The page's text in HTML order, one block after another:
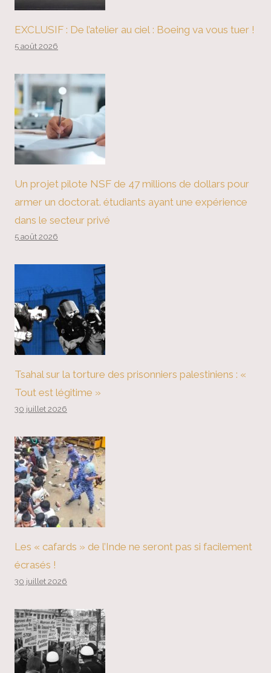
EXCLUSIF : De l’atelier au ciel : Boeing va vous tuer !
5 août 2026
Un projet pilote NSF de 47 millions de dollars pour
armer un doctorat. étudiants ayant une expérience
dans le secteur privé
5 août 2026
Tsahal sur la torture des prisonniers palestiniens : «
Tout est légitime »
30 juillet 2026
Les « cafards » de l’Inde ne seront pas si facilement
écrasés !
30 juillet 2026